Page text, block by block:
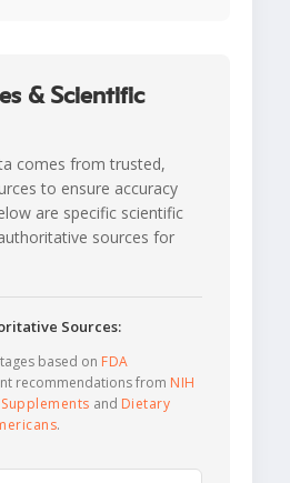
& Scientific
comes from trusted,
to ensure accuracy
are specific scientific
sources for
Sources:
based on FDA
recommendations from NIH
and Dietary
.